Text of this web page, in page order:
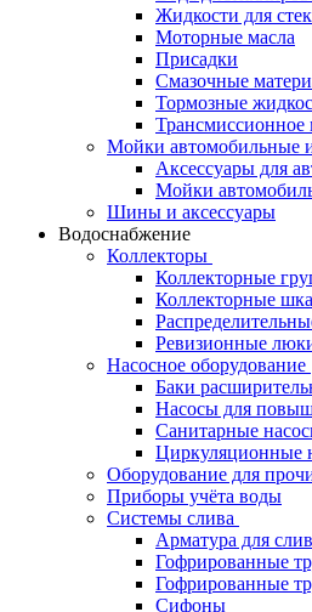
Жидкости для
Моторные масла
Присадки
Смазочные
Тормозные
Трансмиссионное
Мойки автомобильные
Аксессуары для
Мойки
Шины и аксессуары
Водоснабжение
Коллекторы
Коллекторные
Коллекторные
Ревизионные
Насосное оборудование
Баки
Насосы для
Санитарные
Циркуляционные
Оборудование для
Приборы учёта воды
Системы слива
Арматура для
Гофрированные
Гофрированные
Сифоны